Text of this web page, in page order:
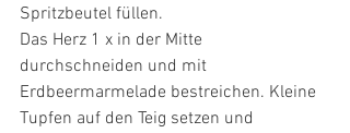
Spritzbeutel füllen.
Das Herz 1 x in der Mitte
durchschneiden und mit
Erdbeermarmelade bestreichen. Kleine
Tupfen auf den Teig setzen und